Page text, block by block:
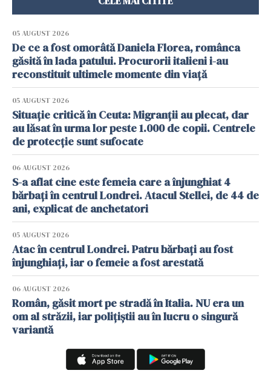
05 AUGUST 2026
De ce a fost omorâtă Daniela Florea, românca
găsită în lada patului. Procurorii italieni i-au
reconstituit ultimele momente din viață
05 AUGUST 2026
Situație critică în Ceuta: Migranții au plecat, dar
au lăsat în urma lor peste 1.000 de copii. Centrele
de protecție sunt sufocate
06 AUGUST 2026
S-a aflat cine este femeia care a înjunghiat 4
bărbați în centrul Londrei. Atacul Stellei, de 44 de
ani, explicat de anchetatori
05 AUGUST 2026
Atac în centrul Londrei. Patru bărbați au fost
înjunghiați, iar o femeie a fost arestată
06 AUGUST 2026
Român, găsit mort pe stradă în Italia. NU era un
om al străzii, iar polițiștii au în lucru o singură
variantă